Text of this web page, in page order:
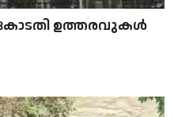
കോടതി ഉത്തരവുകൾ